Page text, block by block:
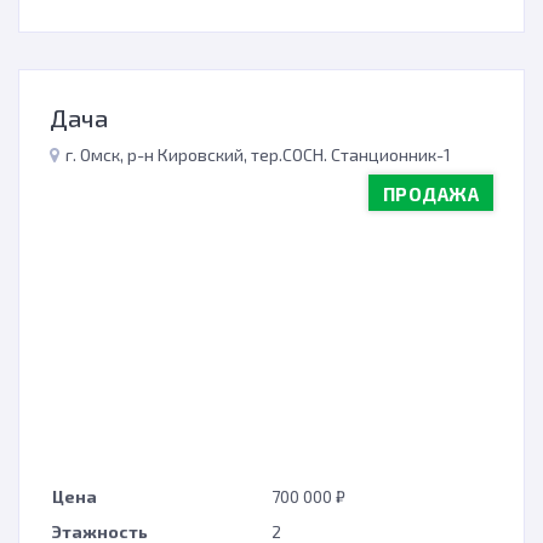
Дача
г. Омск, р-н Кировский, тер.СОСН. Станционник-1
ПРОДАЖА
Цена
700 000 ₽
Этажность
2